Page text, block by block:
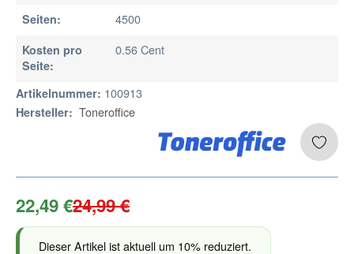
Seiten: 4500
Kosten pro
Seite:
0.56 Cent
Artikelnummer: 100913
Hersteller: Toneroffice
22,49 €24,99 €
Dieser Artikel ist aktuell um 10% reduziert.